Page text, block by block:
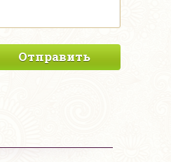
Отправить